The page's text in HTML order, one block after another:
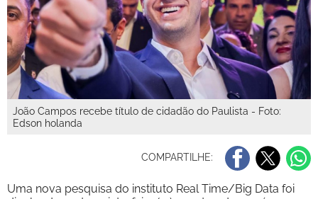
João Campos recebe título de cidadão do Paulista - Foto:
Edson holanda
COMPARTILHE:
Uma nova pesquisa do instituto Real Time/Big Data foi